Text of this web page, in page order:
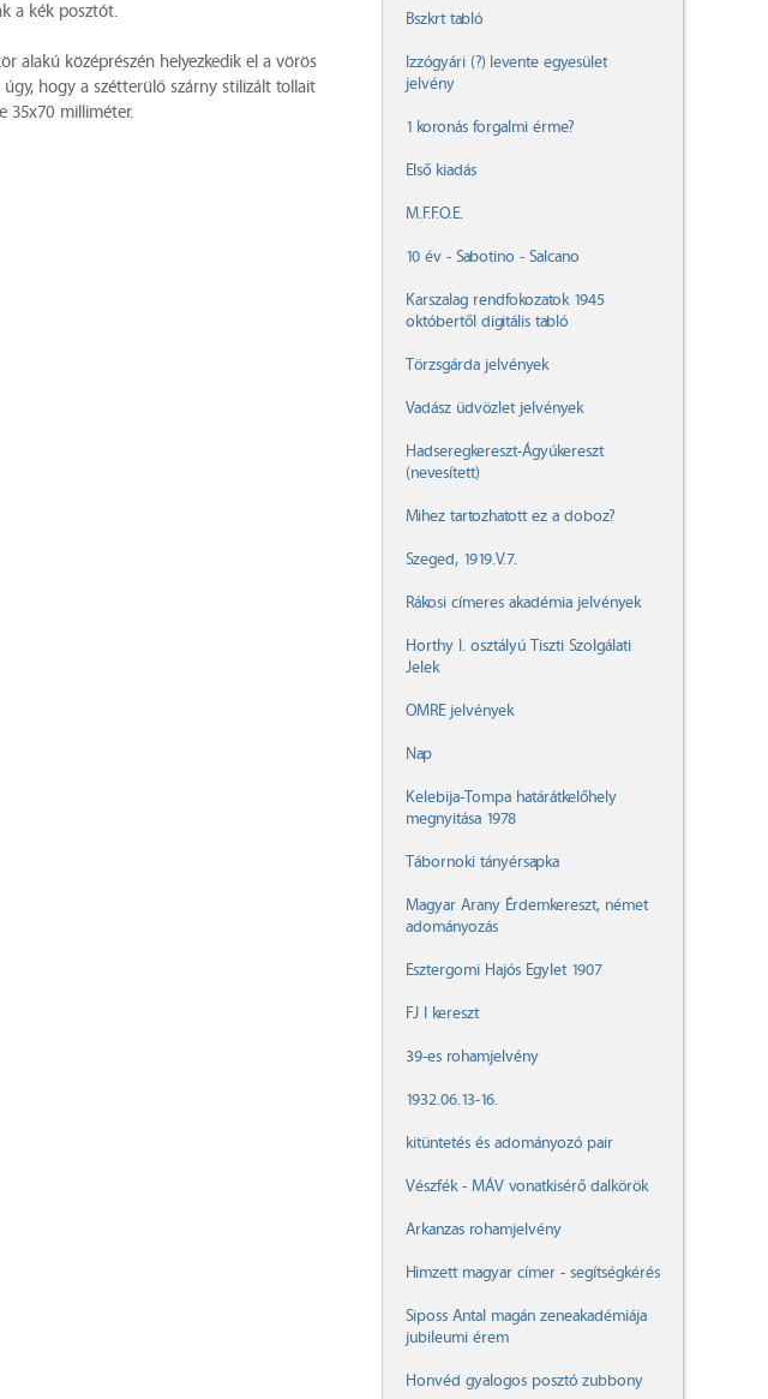
a kék posztót.
alakú középrészén helyezkedik el a vörös
hogy a szétterülő szárny stilizált tollait
35x70 milliméter.
Bszkrt tabló
Izzógyári (?) levente egyesület
jelvény
1 koronás forgalmi érme?
Első kiadás
M.F.F.O.E.
10 év - Sabotino - Salcano
Karszalag rendfokozatok 1945
októbertől digitális tabló
Törzsgárda jelvények
Vadász üdvözlet jelvények
Hadseregkereszt-Ágyúkereszt
(nevesített)
Mihez tartozhatott ez a doboz?
Szeged, 1919.V.7.
Rákosi címeres akadémia jelvények
Horthy I. osztályú Tiszti Szolgálati
Jelek
OMRE jelvények
Nap
Kelebija-Tompa határátkelőhely
megnyitása 1978
Tábornoki tányérsapka
Magyar Arany Érdemkereszt, német
adományozás
Esztergomi Hajós Egylet 1907
FJ I kereszt
39-es rohamjelvény
1932.06.13-16.
kitüntetés és adományozó pair
Vészfék - MÁV vonatkisérő dalkörök
Arkanzas rohamjelvény
Himzett magyar címer - segítségkérés
Siposs Antal magán zeneakadémiája
jubileumi érem
Honvéd gyalogos posztó zubbony